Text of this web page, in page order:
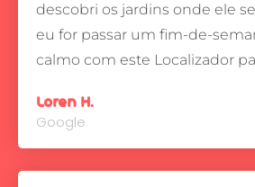
descobri os jardins onde ele
eu for passar um fim-de-
calmo com este Localizador
Loren H.
Google